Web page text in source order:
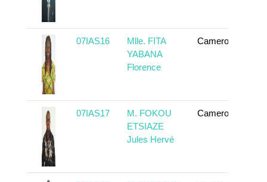
07IAS16
Mlle. FITA
YABANA
Florence
Cameroun
07IAS17
M. FOKOU
ETSIAZE
Jules Hervé
Cameroun